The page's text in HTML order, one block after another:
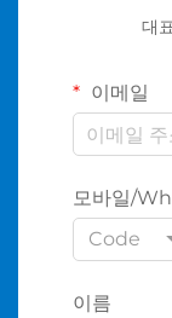
대
이메일
모바일/
Code
이름